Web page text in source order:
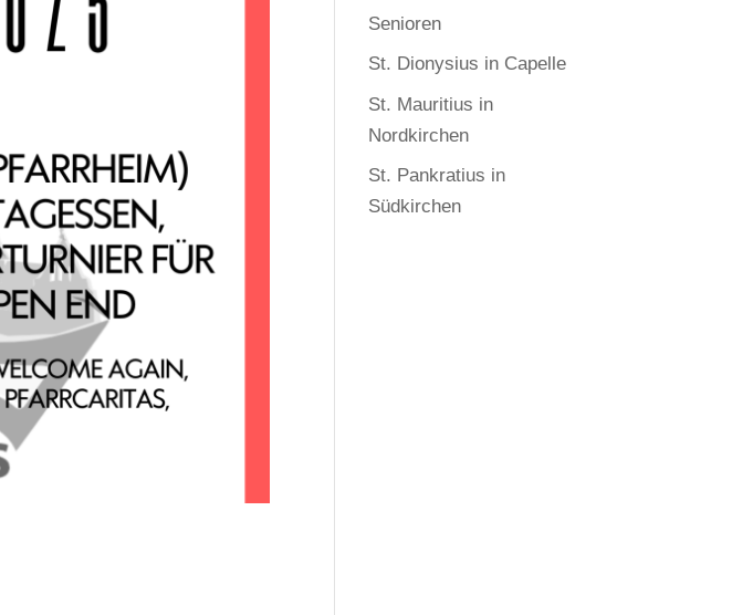
Senioren
St. Dionysius in Capelle
St. Mauritius in
Nordkirchen
St. Pankratius in
Südkirchen